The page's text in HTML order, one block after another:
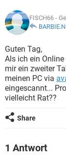
FACEBOOK
WHATSAPP
FACEBOOK
ANDROID
WINDOWS 10
WHATSAPP
FACEBOOK
SPIELE
ANDROID
WINDOWS 10
WHATSAPP
FACEBOOK
LEXIKON
SPIELE
ANDROID
WINDOWS 10
WHATSAPP
FACEBOOK
FISCH66 -
BARBIE.N
Guten Tag,
Als ich ein
mir ein zweiter
meinen PC via
eingescannt...
vielleicht Rat??
Share
1 Antwort